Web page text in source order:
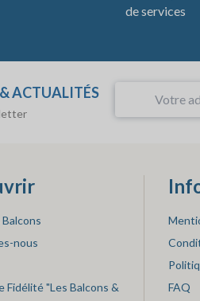
de services
ACTUALITÉS
nous
Fidélité "Les Balcons &
FAQ